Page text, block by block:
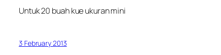
Untuk 20 buah kue ukuran mini
3 February 2013